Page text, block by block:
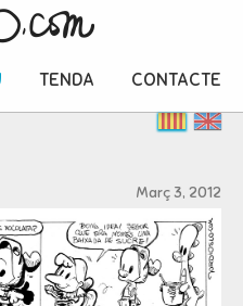
TENDA CONTACTE
Març 3, 2012